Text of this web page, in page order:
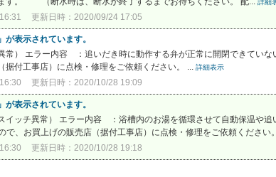
詳細
更新日時：2020/09/24 17:05
が表示されています。
常） エラー内容 ：追いだき時に動作する弁が正常に開閉できてい
据付工事店）に点検・修理をご依頼ください。 ... 詳細表示
更新日時：2020/10/28 19:09
が表示されています。
ッチ異常） エラー内容 ：浴槽内のお湯を循環させて自動保温や追
、お買上げの販売店（据付工事店）に点検・修理をご依頼ください
更新日時：2020/10/28 19:18